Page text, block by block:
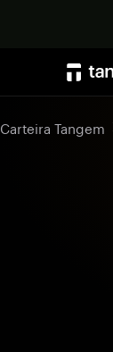
Carteira Tangem